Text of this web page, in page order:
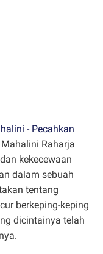
- Pecahkan
Raharja
kekecewaan
dalam sebuah
tentang
berkeping-keping
dicintainya telah